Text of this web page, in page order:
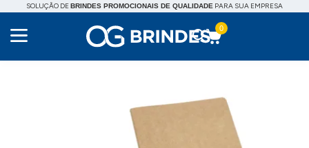
SOLUÇÃO DEBRINDES PROMOCIONAIS DE QUALIDADE PARA SUA EMPRESA
0